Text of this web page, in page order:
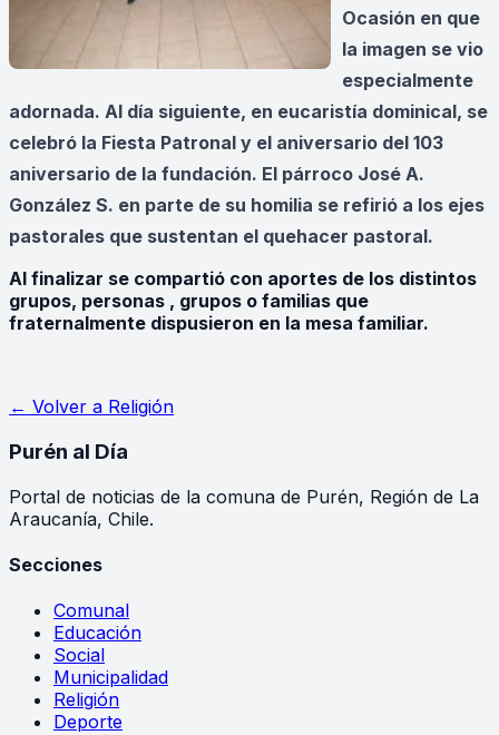
Ocasión en que
la imagen se vio
especialmente
adornada. Al día siguiente, en eucaristía dominical, se
celebró la Fiesta Patronal y el aniversario del 103
aniversario de la fundación. El párroco José A.
González S. en parte de su homilia se refirió a los ejes
pastorales que sustentan el quehacer pastoral.
Al finalizar se compartió con aportes de los distintos
grupos, personas , grupos o familias que
fraternalmente dispusieron en la mesa familiar.
← Volver a Religión
Purén al Día
Portal de noticias de la comuna de Purén, Región de La
Araucanía, Chile.
Secciones
Comunal
Educación
Social
Municipalidad
Religión
Deporte